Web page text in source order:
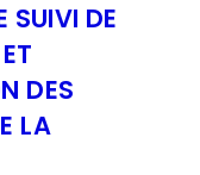
SUIVI DE
DES
LA